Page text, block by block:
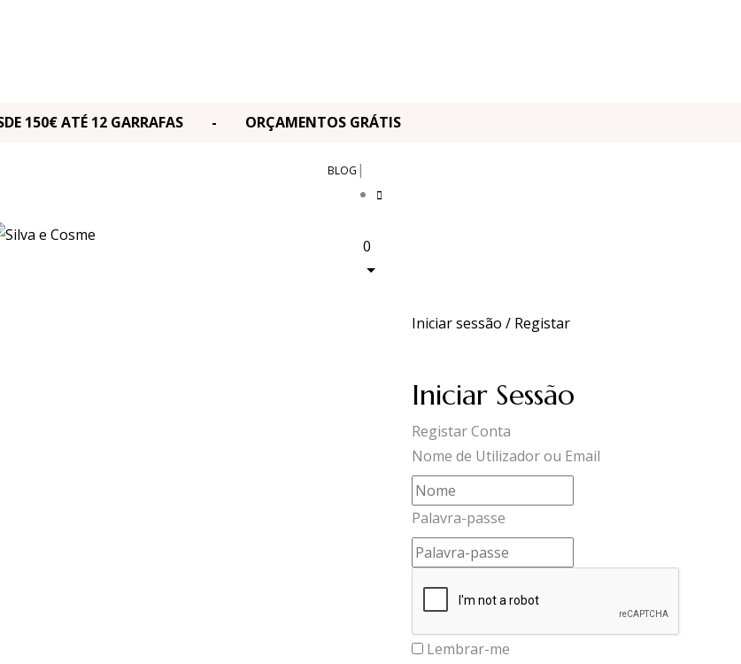
150€ ATÉ 12 GARRAFAS - ORÇAMENTOS GRÁTIS
BLOG |
0
Iniciar sessão / Registar
Iniciar Sessão
Registar Conta
Nome de Utilizador ou Email
Palavra-passe
Lembrar-me